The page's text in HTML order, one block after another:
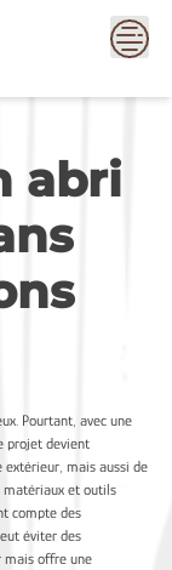
abri
Pourtant, avec une
projet devient
extérieur, mais aussi de
matériaux et outils
compte des
éviter des
mais offre une